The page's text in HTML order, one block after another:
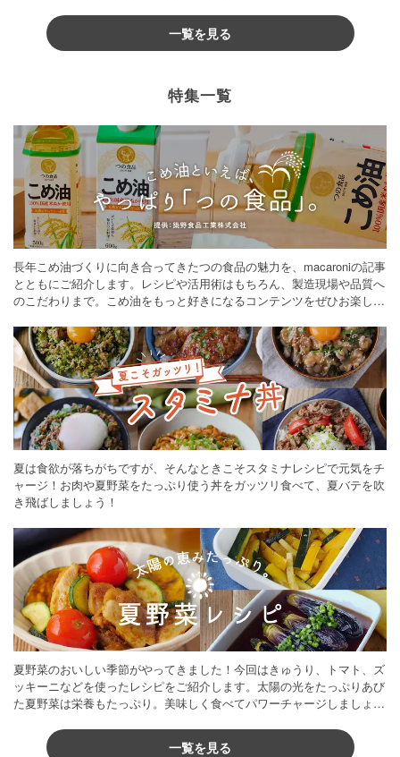
一覧を見る
特集一覧
長年こめ油づくりに向き合ってきたつの食品の魅力を、macaroniの記事
とともにご紹介します。レシピや活用術はもちろん、製造現場や品質へ
のこだわりまで。こめ油をもっと好きになるコンテンツをぜひお楽しみ
夏は食欲が落ちがちですが、そんなときこそスタミナレシピで元気をチ
ャージ！お肉や夏野菜をたっぷり使う丼をガッツリ食べて、夏バテを吹
き飛ばしましょう！
夏野菜のおいしい季節がやってきました！今回はきゅうり、トマト、ズ
ッキーニなどを使ったレシピをご紹介します。太陽の光をたっぷりあび
た夏野菜は栄養もたっぷり。美味しく食べてパワーチャージしましょう
一覧を見る